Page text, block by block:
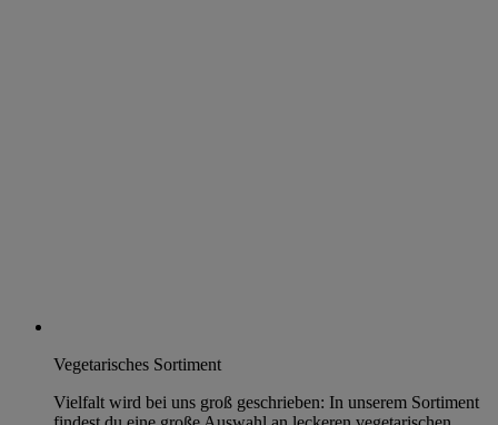
Vegetarisches Sortiment
Vielfalt wird bei uns groß geschrieben: In unserem Sortiment